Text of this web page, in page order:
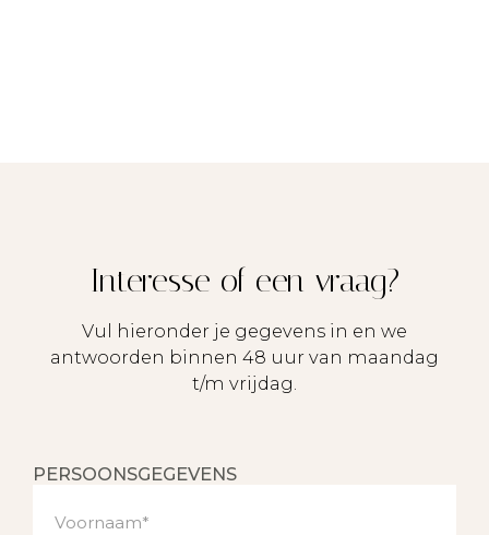
Interesse of een vraag?
Vul hieronder je gegevens in en we
antwoorden binnen 48 uur van maandag
t/m vrijdag.
PERSOONSGEGEVENS
Voornaam*